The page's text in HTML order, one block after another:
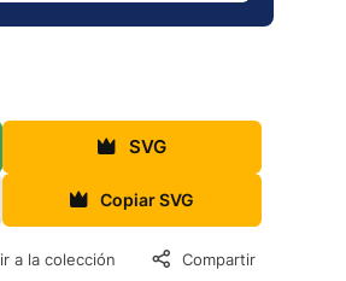
SVG
Copiar SVG
a la colección Compartir